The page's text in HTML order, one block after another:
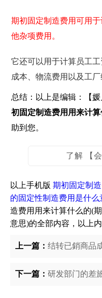
期初固定制造费用可用
他杂项费用。
它还可以用于计算员工
成本、物流费用以及工厂
总结：以上是编辑：【
初固定制造费用用来计
助到您。
了解 【
以上手机版 期初固定制
的固定性制造费用是什么
造费用用来计算什么的(
意思)的全部内容，以上内
上一篇： 结转已銷商品
下一篇： 研发部门的差